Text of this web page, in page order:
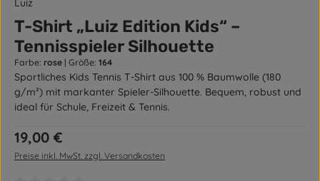
Luiz
T-Shirt „Luiz Edition Kids“ –
Tennisspieler Silhouette
Farbe: rose | Größe: 164
Sportliches Kids Tennis T-Shirt aus 100 % Baumwolle (180
g/m²) mit markanter Spieler-Silhouette. Bequem, robust und
ideal für Schule, Freizeit & Tennis.
Regulärer Preis:
19,00 €
Preise inkl. MwSt. zzgl. Versandkosten